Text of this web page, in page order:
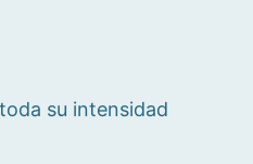
su intensidad